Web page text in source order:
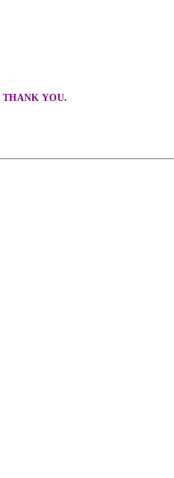
THANK YOU.